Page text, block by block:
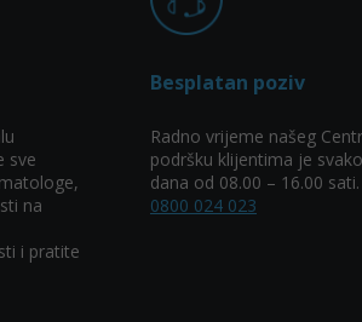
sve
na
i pratite
Besplatan poziv
Radno vrijeme našeg
podršku klijentima je
dana od 08.00 – 16.00
0800 024 023